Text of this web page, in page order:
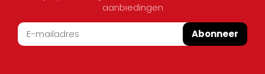
aanbiedingen
Abonneer